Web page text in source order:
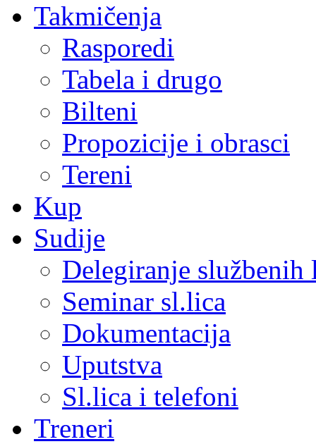
Takmičenja
Rasporedi
Tabela i drugo
Bilteni
Propozicije i obrasci
Tereni
Kup
Sudije
Delegiranje službenih
Seminar sl.lica
Dokumentacija
Uputstva
Sl.lica i telefoni
Treneri